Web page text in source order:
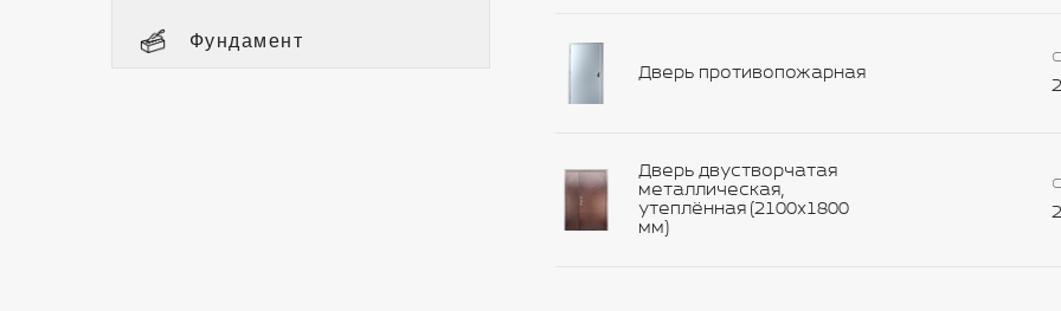
Фундамент
Дверь противопожарная
Дверь двустворчатая
металлическая,
утеплённая (2100х1800
мм)